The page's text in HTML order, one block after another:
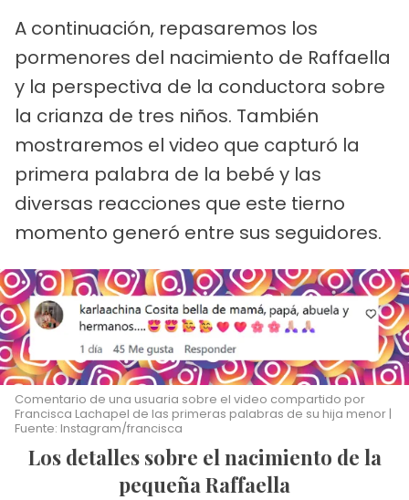
A continuación, repasaremos los
pormenores del nacimiento de Raffaella
y la perspectiva de la conductora sobre
la crianza de tres niños. También
mostraremos el video que capturó la
primera palabra de la bebé y las
diversas reacciones que este tierno
momento generó entre sus seguidores.
Comentario de una usuaria sobre el video compartido por
Francisca Lachapel de las primeras palabras de su hija menor |
Fuente: Instagram/francisca
Los detalles sobre el nacimiento de la
pequeña Raffaella